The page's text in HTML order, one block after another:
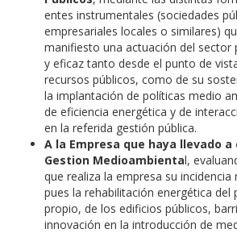
entes instrumentales (sociedades
empresariales locales o similares)
manifiesto una actuación del sector
y eficaz tanto desde el punto de
recursos públicos, como de su
la implantación de políticas medio
de eficiencia energética y de
en la referida gestión pública.
A la Empresa que haya llevado
Gestion Medioambiental,
que realiza la empresa su
pues la rehabilitación energética del
propio, de los edificios públicos,
innovación en la introducción de